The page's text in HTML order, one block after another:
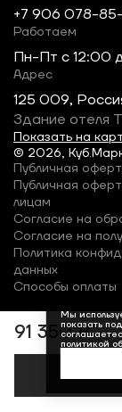
91 350 ₽
© 2026,
+7 906 078-
Работаем
Пн-Пт c 12:00
Адрес
125 009,
Здание отеля
Показать на
Публичная
Публичная
лицам
Согласие на
Согласие на
Политика
данных
Способы оплаты
Мы
показать
политикой